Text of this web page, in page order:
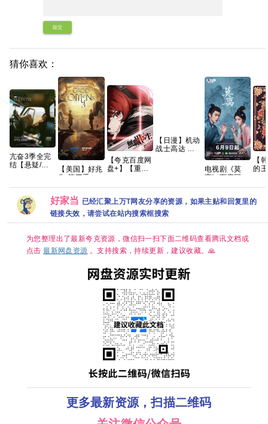
提交
猜你喜欢：
亢奋3季全完
结【悬疑/犯
季来了😍 俊
男靓女！美不
胜收！💋 养
眼养心！尺渡
飞起😍 夸克
【美国】好兆
头 第三季
(2026) 剧情 /
喜剧 / 奇幻 又
名: 好兆头最
终季 夸克
【夸克百度网
盘+】【重
Ⅲ第三季 到了
真本事 开播2
集
【日漫】机动
战士高达 闪
幻】【内嵌中
字】【豆瓣：
8.1】夸克
电视剧《莫
离》百度网盘
1080P高清免
【
的
许
玟
好家当 已经汇聚上万T网友分享的资源，如果主贴和回复里的
链接失效，请尝试在站内搜索框搜索
为您整理出了最新夸克资源，微信扫一扫下面二维码查看腾讯文档或
点击最新网盘资源 。支持搜索，持续更新，建议收藏。🙏
更多最新资源，扫描二维码